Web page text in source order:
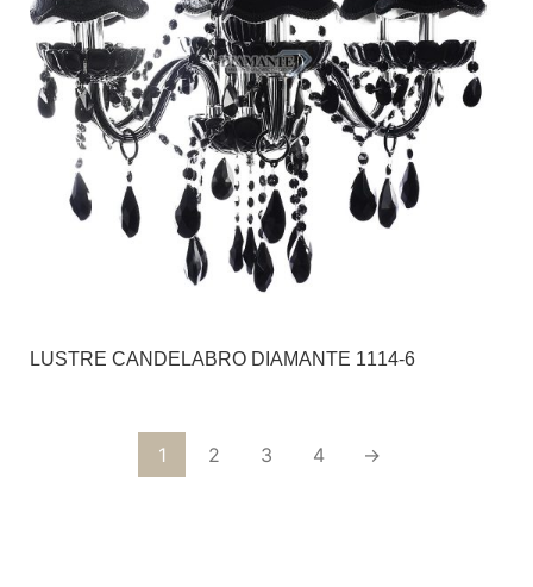
LUSTRE CANDELABRO DIAMANTE 1114-6
1 2 3 4 →